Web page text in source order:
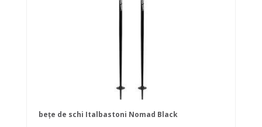
bețe de schi Italbastoni Nomad Black